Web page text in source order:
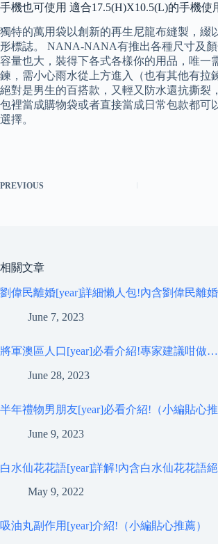
手機也可使用 適合17.5(H)X10.5(L)的手機
獨特的萬用袋以創新的再生尼龍布縫製，綴
形標誌。 NANA-NANA有推出各種尺寸及
容量也大，裝得下各式各樣你的用品，唯一
鍊，需小心雨水從上方進入（也有其他有拉
絕對是男生的百搭款，又輕又防水還抗撕裂
包裡當成購物袋或者直接當成日常包款都可
選擇。
PREVIOUS
相關文章
劉偉民離婚[year]詳細懶人包!內含劉偉民離
June 7, 2023
將軍澳區人口[year]必看介紹!專家建議咁做…
June 28, 2023
半年禮物男朋友[year]必看介紹!（小編貼心推
June 9, 2023
白水仙花花語[year]詳解!內含白水仙花花語
May 9, 2022
吸油丸副作用[year]介紹!（小編貼心推薦）